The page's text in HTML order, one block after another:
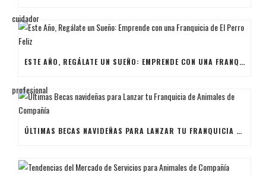
ESTE AÑO, REGÁLATE UN SUEÑO: EMPRENDE CON UNA FRANQUICIA DE EL PERRO FELIZ
ÚLTIMAS BECAS NAVIDEÑAS PARA LANZAR TU FRANQUICIA DE ANIMALES DE COMPAÑÍA